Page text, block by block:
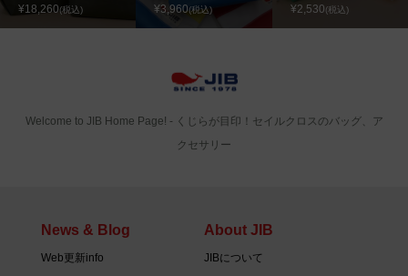
¥18,260(税込) ¥3,960(税込) ¥2,530(税込)
Welcome to JIB Home Page! ‐ くじらが目印！セイルクロスのバッグ、ア
クセサリー
News & Blog
Web更新info
About JIB
JIBについて